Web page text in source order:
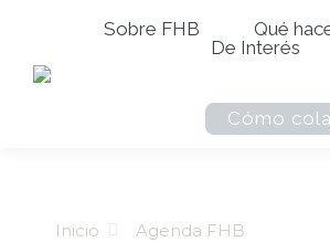
Sobre FHB
Qué
De Interés
Cómo
Inicio
Agenda FHB